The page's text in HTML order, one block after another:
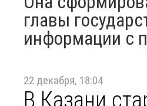
главы
информации с
22 декабря, 18:04
В Казани